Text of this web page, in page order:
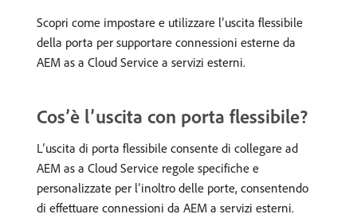
Scopri come impostare e utilizzare l’uscita flessibile
della porta per supportare connessioni esterne da
AEM as a Cloud Service a servizi esterni.
Cos’è l’uscita con porta flessibile?
L’uscita di porta flessibile consente di collegare ad
AEM as a Cloud Service regole specifiche e
personalizzate per l’inoltro delle porte, consentendo
di effettuare connessioni da AEM a servizi esterni.